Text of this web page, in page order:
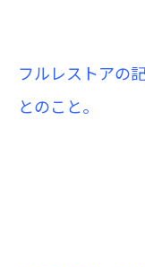
フルレストアの
とのこと。